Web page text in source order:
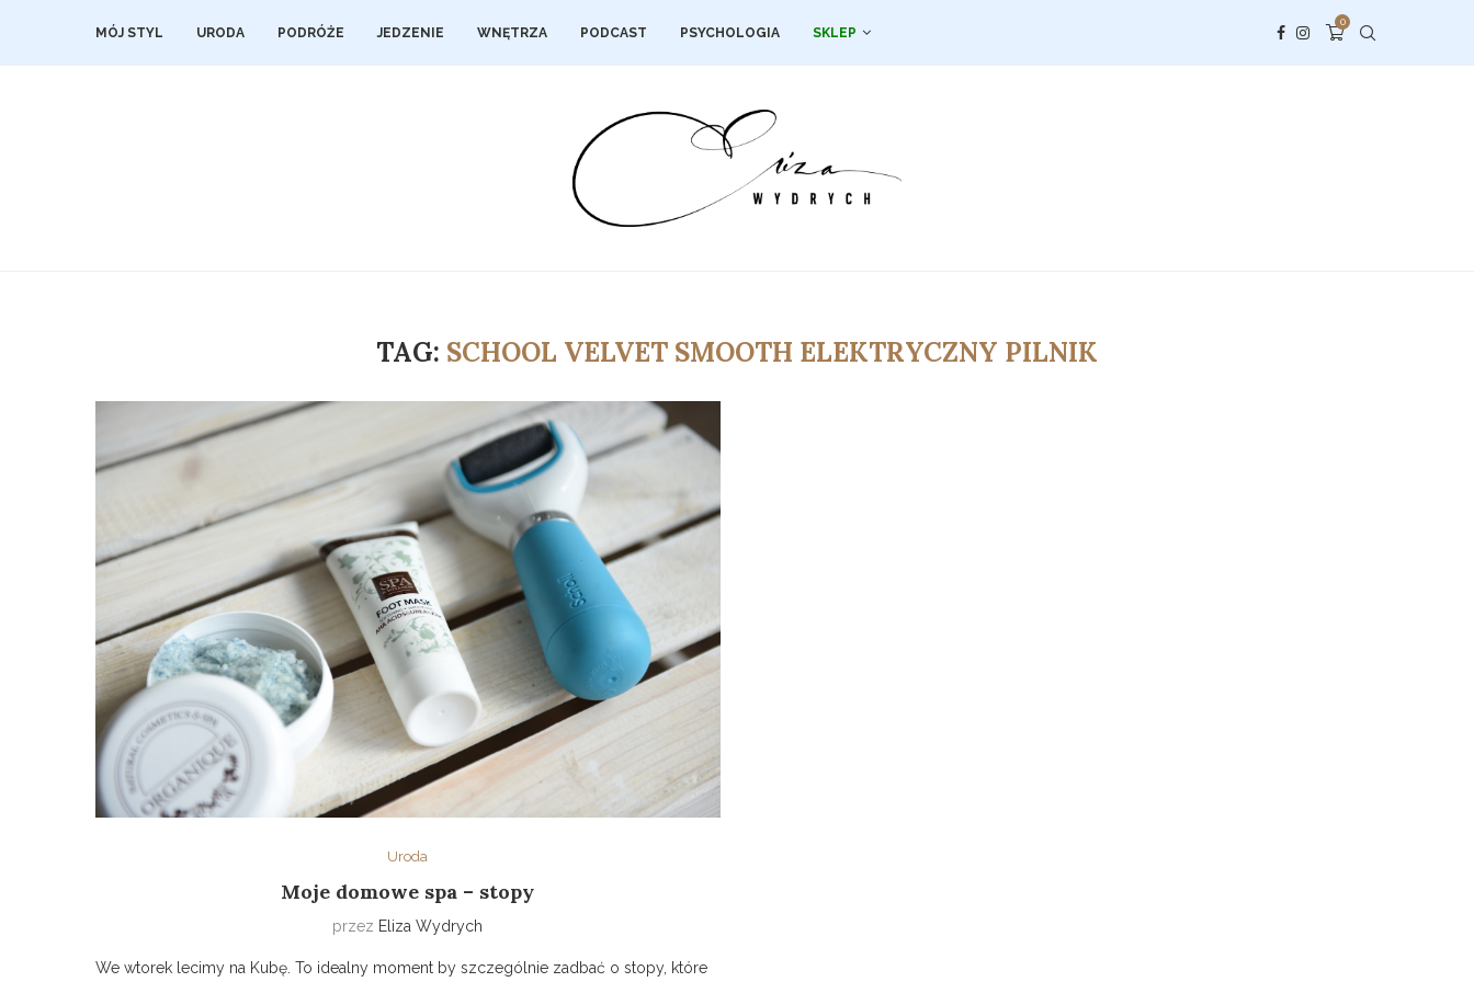
MÓJ STYL URODA PODRÓŻE JEDZENIE WNĘTRZA PODCAST PSYCHOLOGIA SKLEP
0
TAG: SCHOOL VELVET SMOOTH ELEKTRYCZNY PILNIK
Uroda
Moje domowe spa – stopy
przez Eliza Wydrych
We wtorek lecimy na Kubę. To idealny moment by szczególnie zadbać o stopy, które